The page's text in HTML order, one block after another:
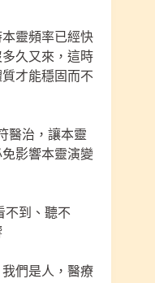
靈頻率已經快
久又來，這時
才能穩固而不
醫治，讓本靈
影響本靈演變
不到、聽不
們是人，醫療